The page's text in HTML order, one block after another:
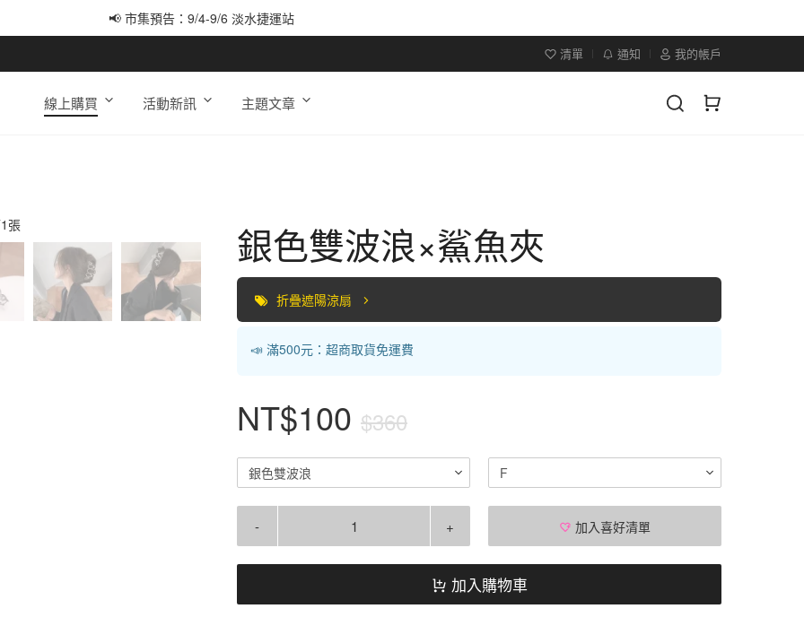
📢 市集預告：9/4-9/6 淡水捷運站
清單 通知 我的帳戶
線上購買 活動新訊 主題文章
銀色雙波浪×鯊魚夾
折疊遮陽涼扇
📣 滿500元：超商取貨免運費
NT$100 $360
銀色雙波浪 F
- + 加入喜好清單
加入購物車